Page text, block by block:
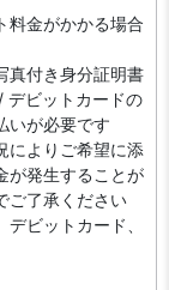
料金がかかる場合
真付き身分証明書
デビットカードの
いが必要です
によりご希望に添
が発生することが
ご了承ください
ビットカード、